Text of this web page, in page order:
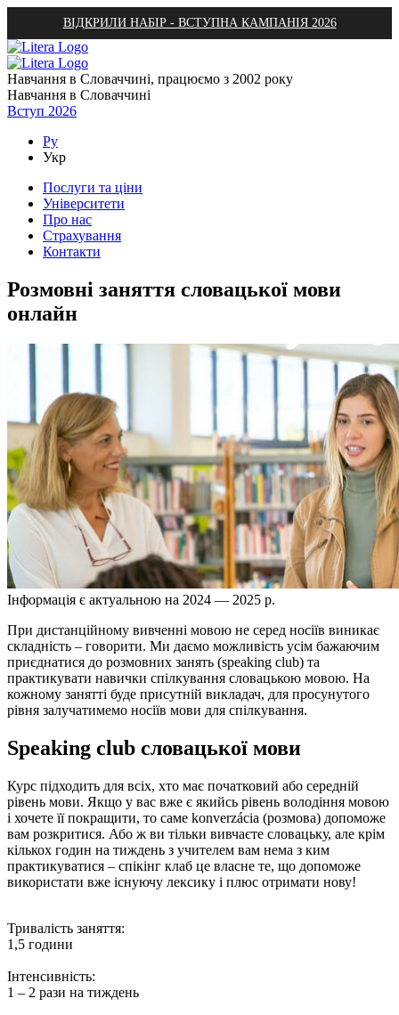
ВІДКРИЛИ НАБІР - ВСТУПНА КАМПАНІЯ 2026
Навчання в Словаччині, працюємо з 2002 року
Навчання в Словаччині
Вступ 2026
Ру
Укр
Послуги та ціни
Університети
Про нас
Страхування
Контакти
Розмовні заняття словацької мови
онлайн
Інформація є актуальною на 2024 — 2025 р.
При дистанційному вивченні мовою не серед носіїв виникає
складність – говорити. Ми даємо можливість усім бажаючим
приєднатися до розмовних занять (speaking club) та
практикувати навички спілкування словацькою мовою. На
кожному занятті буде присутній викладач, для просунутого
рівня залучатимемо носіїв мови для спілкування.
Speaking club словацької мови
Курс підходить для всіх, хто має початковий або середній
рівень мови. Якщо у вас вже є якийсь рівень володіння мовою
і хочете її покращити, то саме konverzácia (розмова) допоможе
вам розкритися. Або ж ви тільки вивчаєте словацьку, але крім
кількох годин на тиждень з учителем вам нема з ким
практикуватися – спікінг клаб це власне те, що допоможе
використати вже існуючу лексику і плюс отримати нову!
Тривалість заняття:
1,5 години
Інтенсивність:
1 – 2 рази на тиждень